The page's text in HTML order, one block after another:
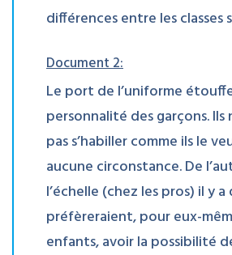
différences entre les classes
Document 2:
Le port de l’uniforme
personnalité des garçons.
pas s’habiller comme ils le
aucune circonstance. De
l’échelle (chez les pros) il y
préfèreraient, pour eux-
enfants, avoir la possibilité